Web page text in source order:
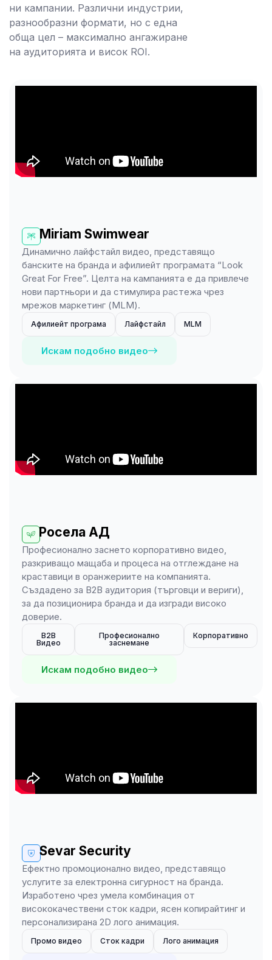
ни кампании. Различни индустрии,
разнообразни формати, но с една
обща цел – максимално ангажиране
на аудиторията и висок ROI.
Miriam Swimwear
Динамично лайфстайл видео, представящо
банските на бранда и афилиейт програмата “Look
Great For Free”. Целта на кампанията е да привлече
нови партньори и да стимулира растежа чрез
мрежов маркетинг (MLM).
Афилиейт програма Лайфстайл MLM
Искам подобно видео
Росела АД
Професионално заснето корпоративно видео,
разкриващо мащаба и процеса на отглеждане на
краставици в оранжериите на компанията.
Създадено за B2B аудитория (търговци и вериги),
за да позиционира бранда и да изгради високо
доверие.
B2B
Видео
Професионално
заснемане
Корпоративно
Искам подобно видео
Sevar Security
Ефектно промоционално видео, представящо
услугите за електронна сигурност на бранда.
Изработено чрез умела комбинация от
висококачествени сток кадри, ясен копирайтинг и
персонализирана 2D лого анимация.
Промо видео Сток кадри Лого анимация